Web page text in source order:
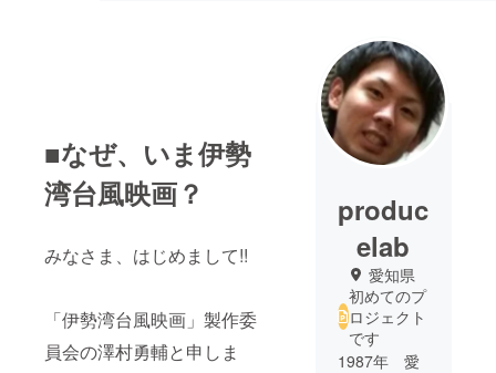
■なぜ、いま伊勢
湾台風映画？
みなさま、はじめまして!!
「伊勢湾台風映画」製作委
員会の澤村勇輔と申しま
produc
elab
愛知県
初めてのプ
ロジェクト
です
1987年 愛